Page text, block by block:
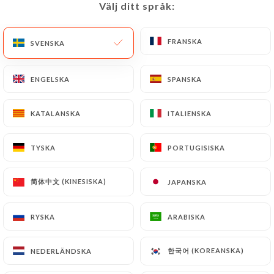
Välj ditt språk:
SVENSKA FRANSKA
ENGELSKA SPANSKA
KATALANSKA ITALIENSKA
TYSKA PORTUGISISKA
简体中文 (KINESISKA) JAPANSKA
RYSKA ARABISKA
NEDERLÄNDSKA 한국어 (KOREANSKA)
HEM/ KONTAKT
Le Karachi
Välj ditt språk:
SVENSKA FRANSKA
ENGELSKA SPANSKA
KATALANSKA ITALIENSKA
TYSKA PORTUGISISKA
简体中文 (KINESISKA) JAPANSKA
RYSKA ARABISKA
NEDERLÄNDSKA 한국어 (KOREANSKA)